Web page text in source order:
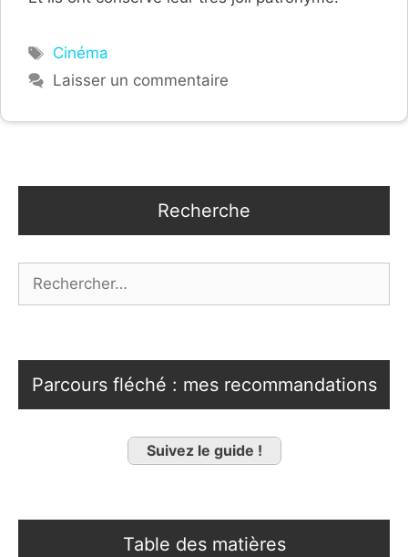
Étiquettes
Cinéma
Laisser un commentaire
Recherche
Parcours fléché : mes recommandations
Suivez le guide !
Table des matières